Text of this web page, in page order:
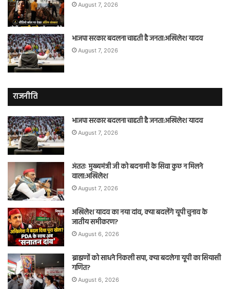
August 7, 2026
भाजपा सरकार बदलना चाहती है जनता:अखिलेश यादव
August 7, 2026
राजनीति
भाजपा सरकार बदलना चाहती है जनता:अखिलेश यादव
August 7, 2026
अंततः मुख्यमंत्री जी को बदनामी के सिवा कुछ न मिलने
वाला:अखिलेश
August 7, 2026
अखिलेश यादव का नया दांव, क्या बदलेंगे यूपी चुनाव के
जातीय समीकरण?
August 6, 2026
ब्राह्मणों को साधने निकली सपा, क्या बदलेगा यूपी का सियासी
गणित?
August 6, 2026